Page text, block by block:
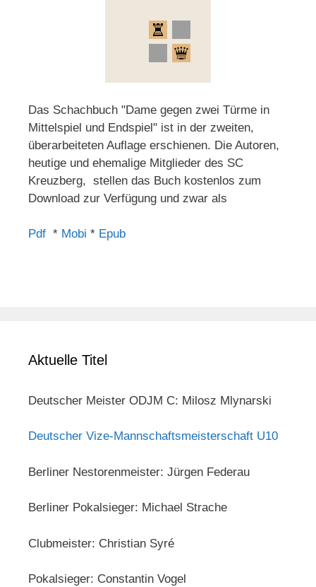
Das Schachbuch "Dame gegen zwei Türme in
Mittelspiel und Endspiel" ist in der zweiten,
überarbeiteten Auflage erschienen. Die Autoren,
heutige und ehemalige Mitglieder des SC
Kreuzberg, stellen das Buch kostenlos zum
Download zur Verfügung und zwar als
Pdf * Mobi * Epub
Aktuelle Titel
Deutscher Meister ODJM C: Milosz Mlynarski
Deutscher Vize-Mannschaftsmeisterschaft U10
Berliner Nestorenmeister: Jürgen Federau
Berliner Pokalsieger: Michael Strache
Clubmeister: Christian Syré
Pokalsieger: Constantin Vogel